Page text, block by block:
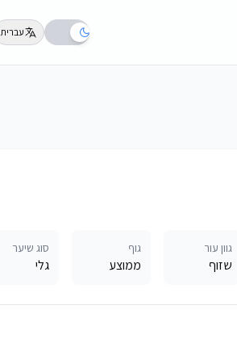
עברית
גוון עור
שזוף
גוף
ממוצע
סוג שיער
גלי